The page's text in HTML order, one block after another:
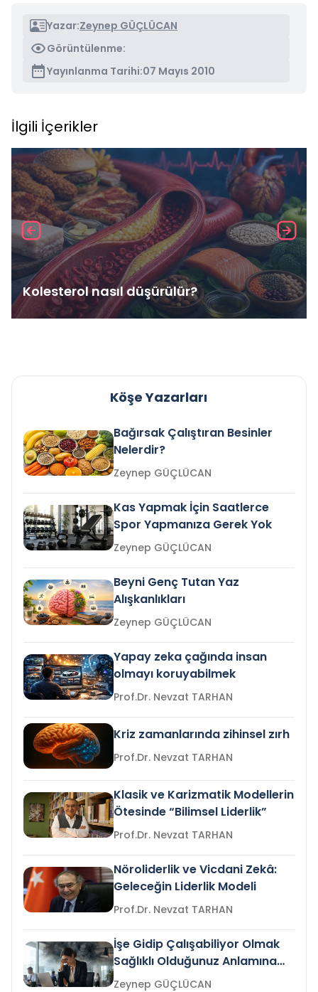
Yazar:Zeynep GÜÇLÜCAN
Görüntülenme:
Yayınlanma Tarihi:07 Mayıs 2010
İlgili İçerikler
Kolesterol nasıl düşürülür?
Köşe Yazarları
Bağırsak Çalıştıran Besinler
Nelerdir?
Zeynep GÜÇLÜCAN
Kas Yapmak İçin Saatlerce
Spor Yapmanıza Gerek Yok
Zeynep GÜÇLÜCAN
Beyni Genç Tutan Yaz
Alışkanlıkları
Zeynep GÜÇLÜCAN
Yapay zeka çağında insan
olmayı koruyabilmek
Prof.Dr. Nevzat TARHAN
Kriz zamanlarında zihinsel zırh
Prof.Dr. Nevzat TARHAN
Klasik ve Karizmatik Modellerin
Ötesinde “Bilimsel Liderlik”
Prof.Dr. Nevzat TARHAN
Nöroliderlik ve Vicdani Zekâ:
Geleceğin Liderlik Modeli
Prof.Dr. Nevzat TARHAN
İşe Gidip Çalışabiliyor Olmak
Sağlıklı Olduğunuz Anlamına
Gelir mi?Zeynep GÜÇLÜCAN